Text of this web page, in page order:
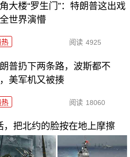
大楼“罗生门”：特朗普这出戏
世界演懵
热 阅读 4925
普扔下两条路，波斯都不
美军机又被揍
热 阅读 18060
，把北约的脸按在地上摩擦